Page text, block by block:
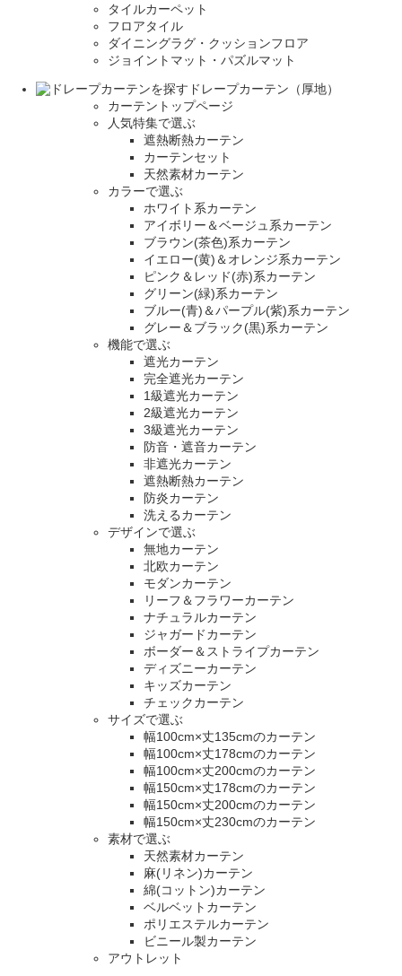
タイルカーペット
フロアタイル
ダイニングラグ・クッションフロア
ジョイントマット・パズルマット
ドレープカーテン（厚地）
カーテントップページ
人気特集で選ぶ
遮熱断熱カーテン
カーテンセット
天然素材カーテン
カラーで選ぶ
ホワイト系カーテン
アイボリー＆ベージュ系カーテン
ブラウン(茶色)系カーテン
イエロー(黄)＆オレンジ系カーテン
ピンク＆レッド(赤)系カーテン
グリーン(緑)系カーテン
ブルー(青)＆パープル(紫)系カーテン
グレー＆ブラック(黒)系カーテン
機能で選ぶ
遮光カーテン
完全遮光カーテン
1級遮光カーテン
2級遮光カーテン
3級遮光カーテン
防音・遮音カーテン
非遮光カーテン
遮熱断熱カーテン
防炎カーテン
洗えるカーテン
デザインで選ぶ
無地カーテン
北欧カーテン
モダンカーテン
リーフ＆フラワーカーテン
ナチュラルカーテン
ジャガードカーテン
ボーダー＆ストライプカーテン
ディズニーカーテン
キッズカーテン
チェックカーテン
サイズで選ぶ
幅100cm×丈135cmのカーテン
幅100cm×丈178cmのカーテン
幅100cm×丈200cmのカーテン
幅150cm×丈178cmのカーテン
幅150cm×丈200cmのカーテン
幅150cm×丈230cmのカーテン
素材で選ぶ
天然素材カーテン
麻(リネン)カーテン
綿(コットン)カーテン
ベルベットカーテン
ポリエステルカーテン
ビニール製カーテン
アウトレット